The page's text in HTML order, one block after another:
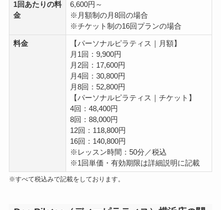
1回あたりの料
金
6,600円～
※月額制の月8回の場合
※チケット制の16回プランの場合
料金
【パーソナルピラティス｜月額】
月1回：9,900円
月2回：17,600円
月4回：30,800円
月8回：52,800円
【パーソナルピラティス｜チケット】
4回：48,400円
8回：88,000円
12回：118,800円
16回：140,800円
※レッスン時間：50分／税込
※1回単価・有効期限は詳細説明に記載
※すべて税込みで記載をしております。